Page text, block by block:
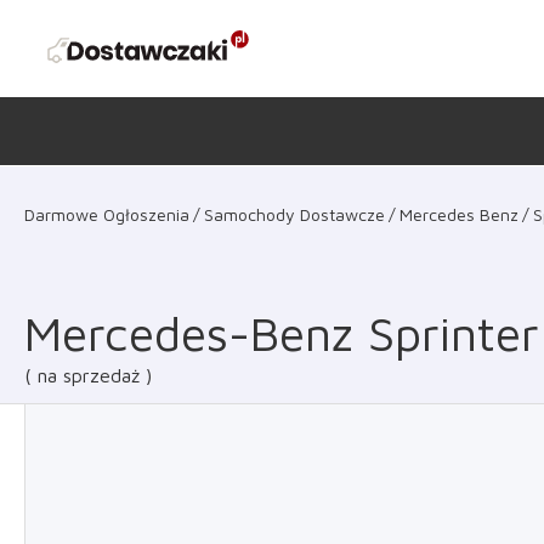
Darmowe Ogłoszenia Samochody Dostawcze Mercedes Benz
Mercedes-Benz Sprinter
na sprzedaż